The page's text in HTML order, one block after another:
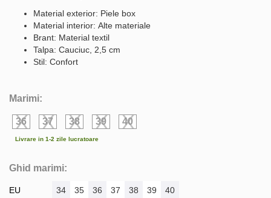
Material exterior: Piele box
Material interior: Alte materiale
Brant: Material textil
Talpa: Cauciuc, 2,5 cm
Stil: Confort
Marimi:
36 37 38 39 40
Livrare in 1-2 zile lucratoare
Ghid marimi:
EU
34 35 36 37 38 39
40